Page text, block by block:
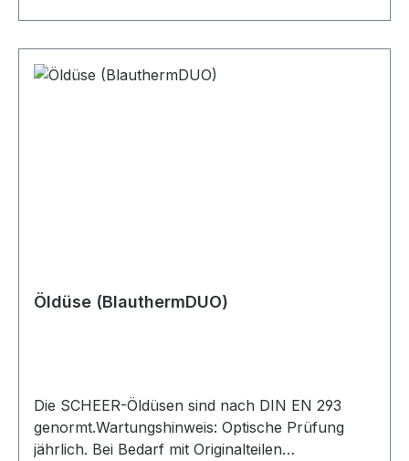
Öldüse (BlauthermDUO)
Die SCHEER-Öldüsen sind nach DIN EN 293
genormt.Wartungshinweis: Optische Prüfung
jährlich. Bei Bedarf mit Originalteilen